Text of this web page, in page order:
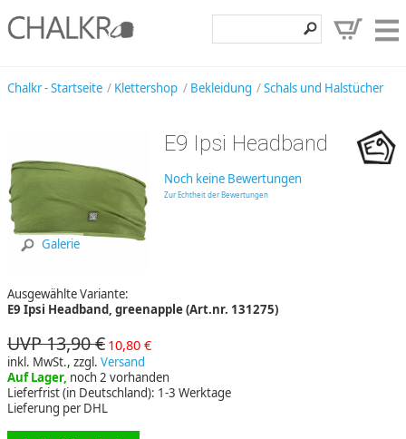
Klettershop
Entdecken
Chalkr - Startseite Klettershop Bekleidung Schals und Halstücher
Galerie
E9 Ipsi Headband
Noch keine Bewertungen
Zur Echtheit der Bewertungen
Ausgewählte Variante:
E9 Ipsi Headband, greenapple (Art.nr. 131275)
UVP 13,90 € 10,80 €
inkl. MwSt., zzgl. Versand
Auf Lager, noch 2 vorhanden
Lieferfrist (in Deutschland): 1-3 Werktage
Lieferung per DHL